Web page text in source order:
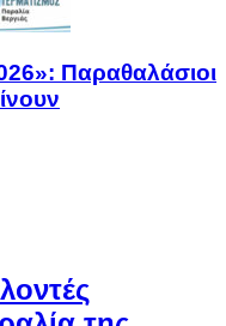
Παραθαλάσιοι